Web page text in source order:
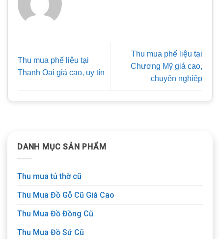
DANH MỤC SẢN PHẨM
Thu mua tủ thờ cũ
Thu Mua Đồ Gỗ Cũ Giá Cao
Thu Mua Đồ Đồng Cũ
Thu Mua Đồ Sứ Cũ
Thu mua phế liệu tại
Thanh Oai giá cao, uy tín
Thu mua phế liệu tại
Chương Mỹ giá cao,
chuyên nghiệp